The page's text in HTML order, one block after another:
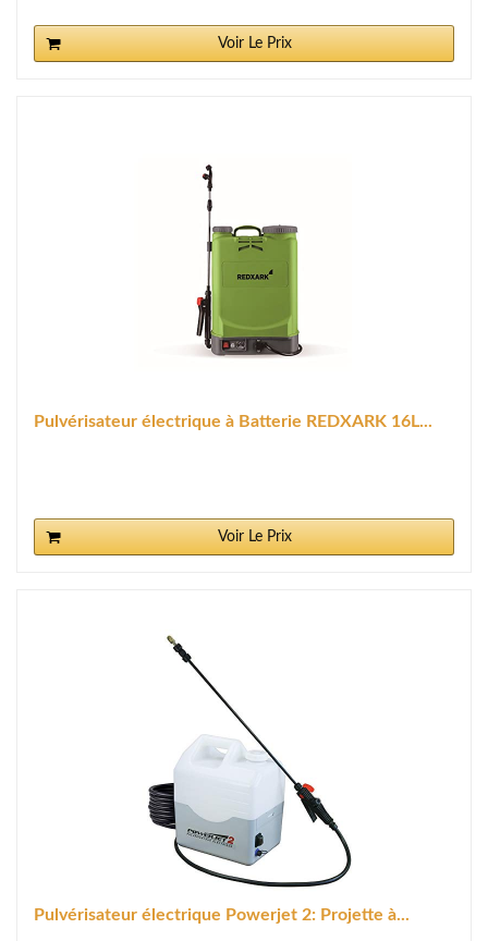
Voir Le Prix
Pulvérisateur électrique à Batterie REDXARK 16L...
Voir Le Prix
Pulvérisateur électrique Powerjet 2: Projette à...